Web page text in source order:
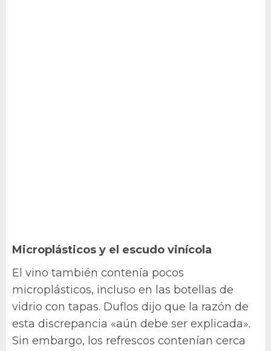
Microplásticos y el escudo vinícola
El vino también contenía pocos
microplásticos, incluso en las botellas de
vidrio con tapas. Duflos dijo que la razón de
esta discrepancia «aún debe ser explicada».
Sin embargo, los refrescos contenían cerca